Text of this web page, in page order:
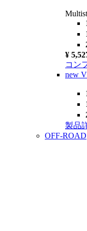
¥
コン
new
製品
OFF-ROAD